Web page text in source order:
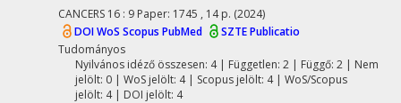
CANCERS 16 : 9 Paper: 1745 , 14 p. (2024)
DOIWoS Scopus PubMed
SZTE Publicatio
Tudományos
Nyilvános idéző összesen: 4| Független: 2 | Függő: 2 | Nem
jelölt: 0 | WoS jelölt: 4 | Scopus jelölt: 4 | WoS/Scopus
jelölt: 4 | DOI jelölt: 4